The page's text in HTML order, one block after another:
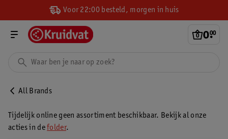
Voor 22:00 besteld, morgen in huis
0.
00
All Brands
Tijdelijk online geen assortiment beschikbaar. Bekijk al onze
acties in defolder.